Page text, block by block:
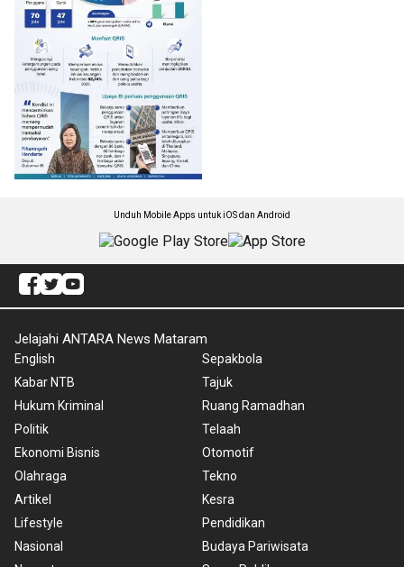
Unduh Mobile Apps untuk iOS dan Android
Jelajahi ANTARA News Mataram
English
Kabar NTB
Hukum Kriminal
Politik
Ekonomi Bisnis
Olahraga
Artikel
Lifestyle
Nasional
Sepakbola
Tajuk
Ruang Ramadhan
Telaah
Otomotif
Tekno
Kesra
Pendidikan
Budaya Pariwisata